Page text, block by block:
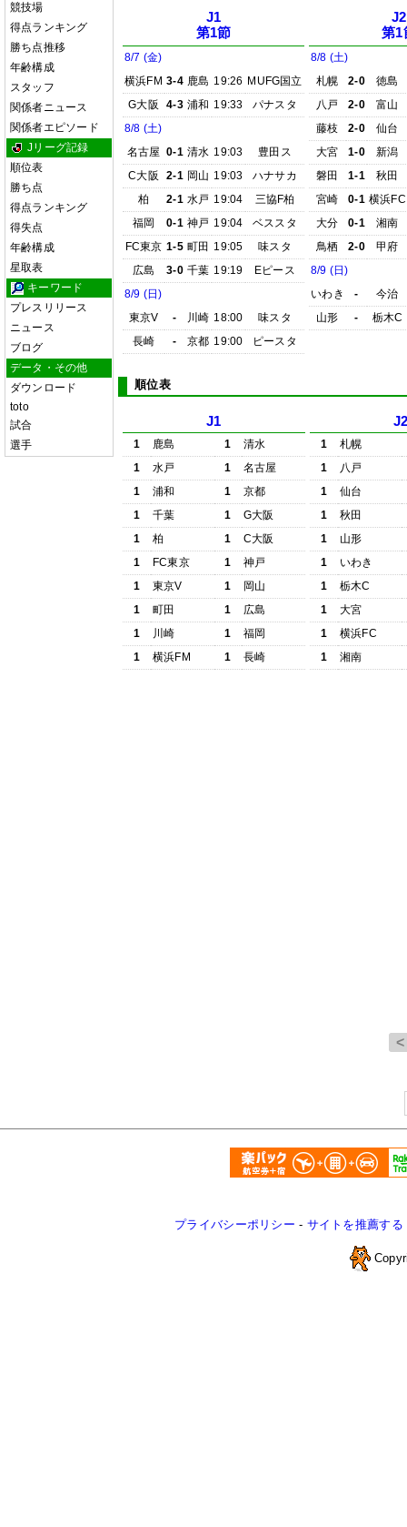
競技場
得点ランキング
勝ち点推移
年齢構成
スタッフ
関係者ニュース
関係者エピソード
Jリーグ記録
順位表
勝ち点
得点ランキング
得失点
年齢構成
星取表
キーワード
プレスリリース
ニュース
ブログ
データ・その他
ダウンロード
toto
試合
選手
J1
第1節
8/7 (金)
横浜FM 3-4 鹿島 19:26 MUFG国立
G大阪
4-3 浦和 19:33
パナスタ
8/8 (土)
名古屋 0-1 清水 19:03
豊田ス
C大阪
2-1 岡山 19:03
ハナサカ
柏
2-1 水戸 19:04
三協F柏
福岡
0-1 神戸 19:04
ベススタ
FC東京 1-5 町田 19:05
味スタ
広島
3-0 千葉 19:19
Eピース
8/9 (日)
東京V
- 川崎 18:00
味スタ
長崎
- 京都 19:00 ピースタ
J2
第1
8/8 (土)
札幌
2-0
徳島
八戸
2-0
富山
藤枝
2-0
仙台
大宮
1-0
新潟
磐田
1-1
秋田
宮崎
0-1 横浜FC
大分
0-1
湘南
鳥栖
2-0
甲府
8/9 (日)
いわき
-
今治
山形
- 栃木C
順位表
J1
1 鹿島 1
清水
1
水戸 1
名古屋
1
浦和 1
京都
1
千葉 1
G大阪
1
柏 1
C大阪
1
FC東京 1
神戸
1
東京V 1
岡山
1
町田 1
広島
1
川崎 1
福岡
1
横浜FM 1 長崎
1
札幌
1
八戸
1
仙台
1
秋田
1
山形
1
いわき
1
栃木C
1
大宮
1
横浜FC
1
湘南
プライバシーポリシー - サイトを推薦する